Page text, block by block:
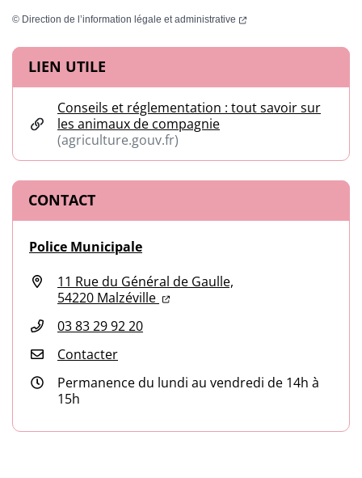
© Direction de l’information légale et administrative (ouverture dans un
Informations complémentaires
LIEN UTILE
Conseils et réglementation : tout savoir sur
les animaux de compagnie
(agriculture.gouv.fr)
CONTACT
Police Municipale
11 Rue du Général de Gaulle,
54220 Malzéville (ouverture dans un nouvel
(ouverture dans un nouvel
03 83 29 92 20
Contacter
Permanence du lundi au vendredi de 14h à
15h